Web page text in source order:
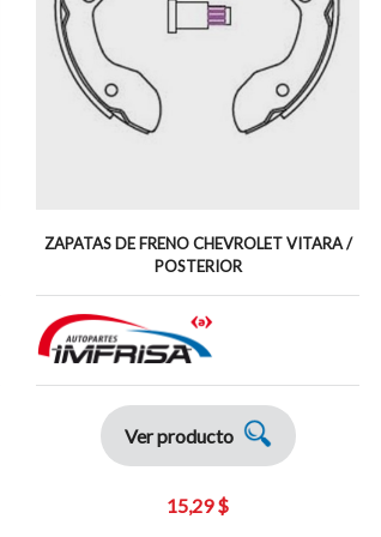
ZAPATAS DE FRENO CHEVROLET VITARA /
POSTERIOR
Ver producto
15,29 $